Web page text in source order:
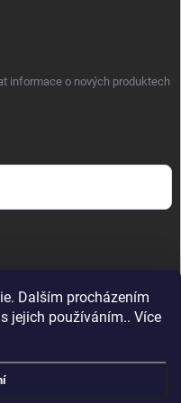
Dalším procházením
jejich používáním.. Více
informace o nových produktech
údajů